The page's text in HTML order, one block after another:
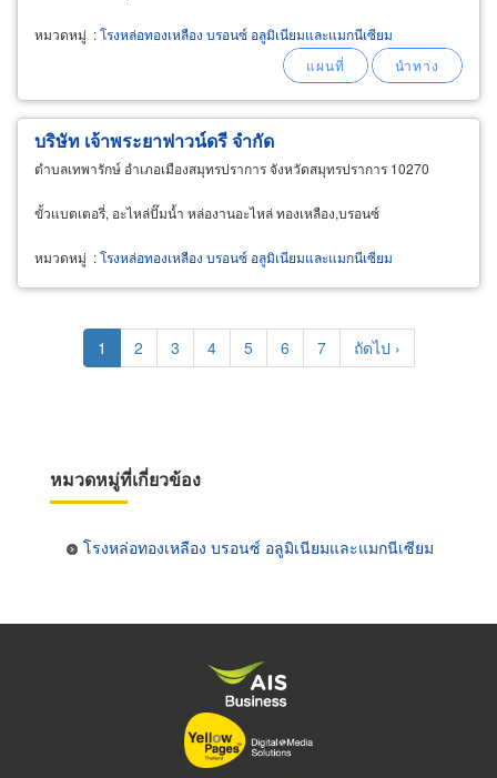
หมวดหมู่ :โรงหล่อทองเหลือง บรอนซ์ อลูมิเนียมและแมกนีเซียม
บริษัท เจ้าพระยาฟาวน์ดรี จำกัด
ตำบลเทพารักษ์ อำเภอเมืองสมุทรปราการ จังหวัดสมุทรปราการ 10270
ขั้วแบตเตอรี่, อะไหล่ปั๊มน้ำ หล่องานอะไหล่ ทองเหลือง,บรอนซ์
หมวดหมู่ :โรงหล่อทองเหลือง บรอนซ์ อลูมิเนียมและแมกนีเซียม
Pagination
Current
page
1 Page
2 Page
3 Page
4 Page
5 Page
6 Page
7
Next
page
ถัดไป ›
หมวดหมู่ที่เกี่ยวข้อง
โรงหล่อทองเหลือง บรอนซ์ อลูมิเนียมและแมกนีเซียม